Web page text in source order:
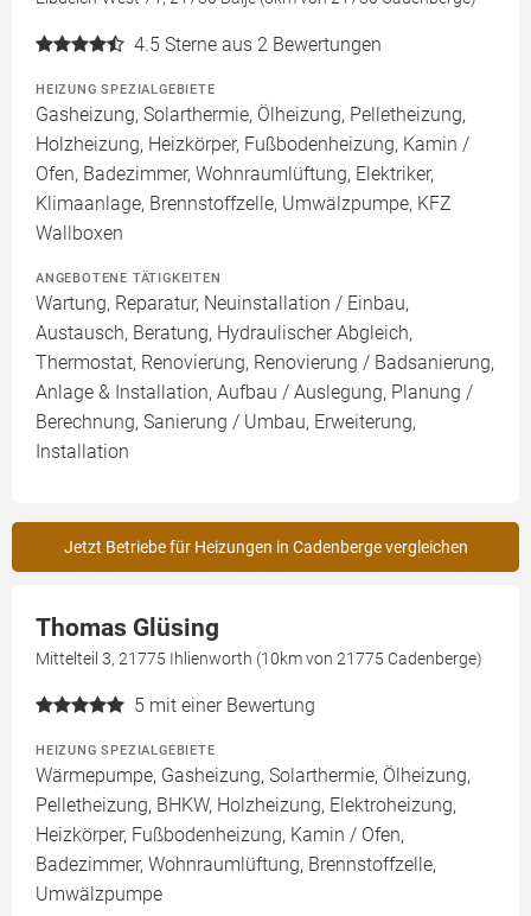
4.5 Sterne aus 2 Bewertungen
HEIZUNG SPEZIALGEBIETE
Gasheizung, Solarthermie, Ölheizung, Pelletheizung,
Holzheizung, Heizkörper, Fußbodenheizung, Kamin /
Ofen, Badezimmer, Wohnraumlüftung, Elektriker,
Klimaanlage, Brennstoffzelle, Umwälzpumpe, KFZ
Wallboxen
ANGEBOTENE TÄTIGKEITEN
Wartung, Reparatur, Neuinstallation / Einbau,
Austausch, Beratung, Hydraulischer Abgleich,
Thermostat, Renovierung, Renovierung / Badsanierung,
Anlage & Installation, Aufbau / Auslegung, Planung /
Berechnung, Sanierung / Umbau, Erweiterung,
Installation
Jetzt Betriebe für Heizungen in Cadenberge vergleichen
Thomas Glüsing
Mittelteil 3, 21775 Ihlienworth (10km von 21775 Cadenberge)
5 mit einer Bewertung
HEIZUNG SPEZIALGEBIETE
Wärmepumpe, Gasheizung, Solarthermie, Ölheizung,
Pelletheizung, BHKW, Holzheizung, Elektroheizung,
Heizkörper, Fußbodenheizung, Kamin / Ofen,
Badezimmer, Wohnraumlüftung, Brennstoffzelle,
Umwälzpumpe